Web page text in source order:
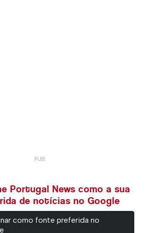
Portugal News como a sua
de notícias no Google
como fonte preferida no